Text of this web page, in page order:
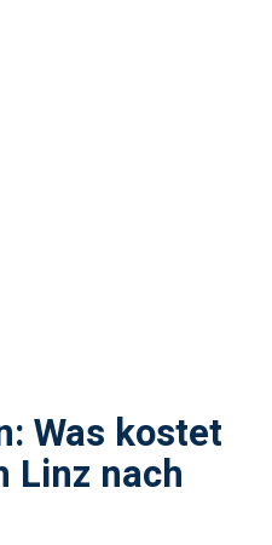
Was kostet
Linz nach